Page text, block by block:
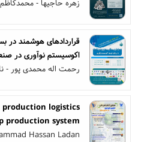
زهره حاجیها -
قراردادهای هوشمند در
اکوسیستم نوآوری در
رحمت اله محمدی پور -
logistics
production system
Hassan Ladan